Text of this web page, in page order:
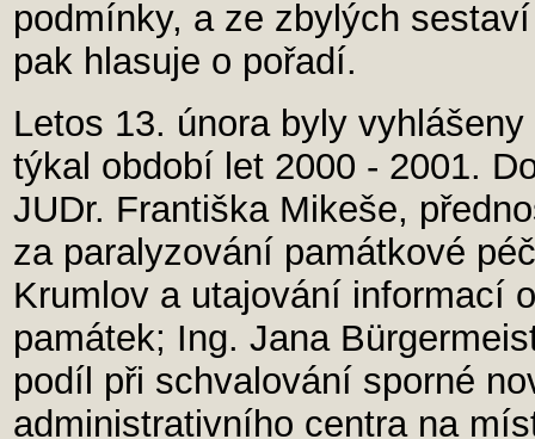
podmínky, a ze zbylých
pak hlasuje o pořadí.
Letos 13. února byly
týkal období let 2000 - 2001.
JUDr. Františka Mikeše,
za paralyzování památkové
Krumlov a utajování informací
památek; Ing. Jana
podíl při schvalování sporné
administrativního centra na